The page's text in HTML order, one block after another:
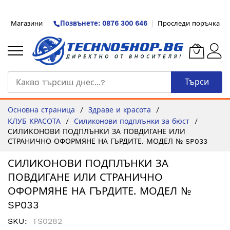
към
съдържанието
Магазини Позвънете: 0876 300 646 Проследи поръчка
Търси
Основна страница
Здраве и красота
КЛУБ КРАСОТА
Силиконови подплънки за бюст
СИЛИКОНОВИ ПОДПЛЪНКИ ЗА ПОВДИГАНЕ ИЛИ
СТРАНИЧНО ОФОРМЯНЕ НА ГЪРДИТЕ. МОДЕЛ № SP033
СИЛИКОНОВИ ПОДПЛЪНКИ ЗА
ПОВДИГАНЕ ИЛИ СТРАНИЧНО
ОФОРМЯНЕ НА ГЪРДИТЕ. МОДЕЛ №
SP033
SKU TS0282